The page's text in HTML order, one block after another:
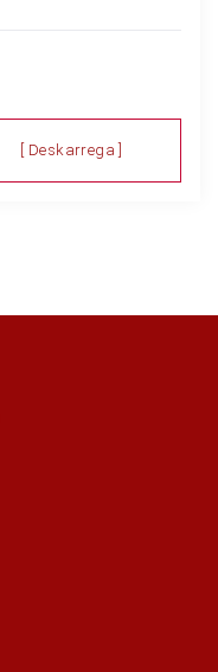
[ Deskarrega ]